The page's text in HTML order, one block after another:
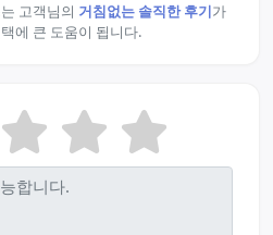
고객님의 거침없는 솔직한 후기가
에 큰 도움이 됩니다.